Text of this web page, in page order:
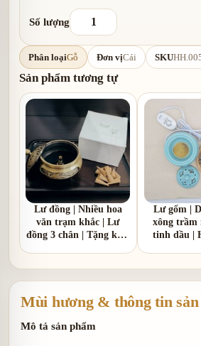
Số lượng
Phân loạiGỗ Đơn vịCái SKU
Sản phẩm tương tự
Lư đồng | Nhiều hoa
văn trạm khắc | Lư
đồng 3 chân | Tặng kèm
Lư gốm |
xông trầm
tinh dầu |
Mùi hương & thông tin sản
Mô tả sản phẩm